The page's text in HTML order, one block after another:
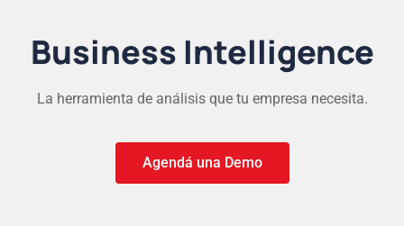
Business Intelligence
La herramienta de análisis que tu empresa necesita.
Agendá una Demo